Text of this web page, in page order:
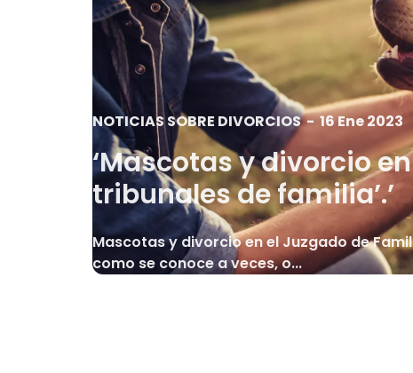
NOTICIAS SOBRE DIVORCIOS-16 Ene 2023
‘Mascotas y divorcio
tribunales de familia’.’
Mascotas y divorcio en el Juzgado de
como se conoce a veces, o...